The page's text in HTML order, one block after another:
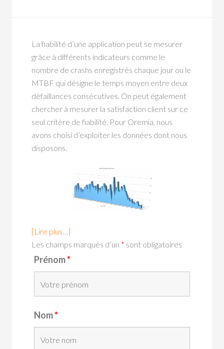
La fiabilité d’une application peut se mesurer
grâce à différents indicateurs comme le
nombre de crashs enregistrés chaque jour ou le
MTBF qui désigne le temps moyen entre deux
défaillances consécutives. On peut également
chercher à mesurer la satisfaction client sur ce
seul critère de fiabilité. Pour Oremia, nous
avons choisi d’exploiter les données dont nous
disposons.
[Lire plus…]
Les champs marqués d’un * sont obligatoires
Prénom*
Nom*